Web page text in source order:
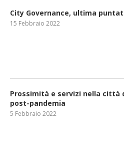
City Governance, ultima
15 Febbraio 2022
Prossimità e servizi nella città
post-pandemia
5 Febbraio 2022